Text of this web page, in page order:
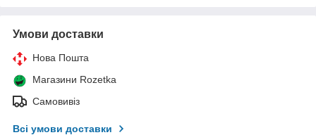
Умови доставки
Нова Пошта
Магазини Rozetka
Самовивіз
Всі умови доставки